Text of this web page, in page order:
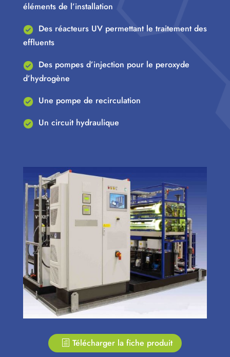
éléments de l’installation
Des réacteurs UV permettant le traitement des
effluents
Des pompes d’injection pour le peroxyde
d’hydrogène
Une pompe de recirculation
Un circuit hydraulique
Télécharger la fiche produit